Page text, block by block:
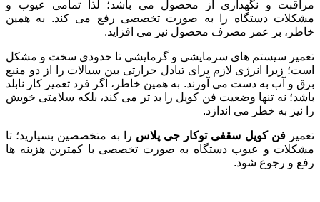
مراقبت و نگهداری از محصول می باشد؛ لذا تمامی عیوب و
مشکلات دستگاه را به صورت تخصصی رفع می کند. به همین
خاطر، بر عمر مصرف محصول نیز می افزاید.
تعمیر سیستم های سرمایشی و گرمایشی تا حدودی سخت و مشکل
است؛ زیرا انرژی لازم برای تبادل حرارتی بین سیالات را از دو منبع
برق و آب به دست می آورند. به همین خاطر، اگر فرد تعمیر کار نابلد
باشد؛ نه تنها وضعیت فن کویل را بد تر می کند، بلکه سلامتی خویش
را نیز به خطر می اندازد.
تعمیرفن کویل سقفی توکار جی پلاس را به متخصصین بسپارید؛ تا
مشکلات و عیوب دستگاه به صورت تخصصی با کمترین هزینه ها
رفع و رجوع شود.